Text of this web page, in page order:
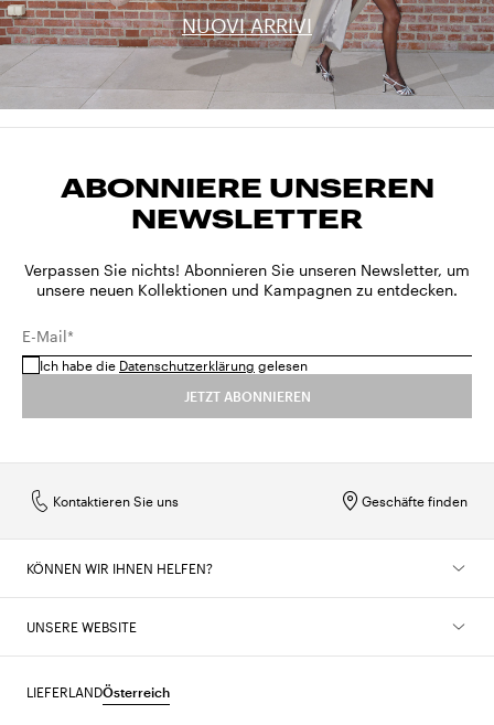
NUOVI ARRIVI
ABONNIERE UNSEREN
NEWSLETTER
Verpassen Sie nichts! Abonnieren Sie unseren Newsletter, um
unsere neuen Kollektionen und Kampagnen zu entdecken.
E-Mail*
Ich habe die Datenschutzerklärung gelesen
JETZT ABONNIEREN
Geschäfte finden
Kontaktieren Sie uns
KÖNNEN WIR IHNEN HELFEN?
UNSERE WEBSITE
LIEFERLANDÖsterreich